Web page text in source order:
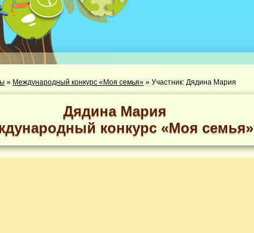
» Международный конкурс «Моя семья» » Участник: Дядина Мария
Дядина Мария
конкурс «Моя семья»